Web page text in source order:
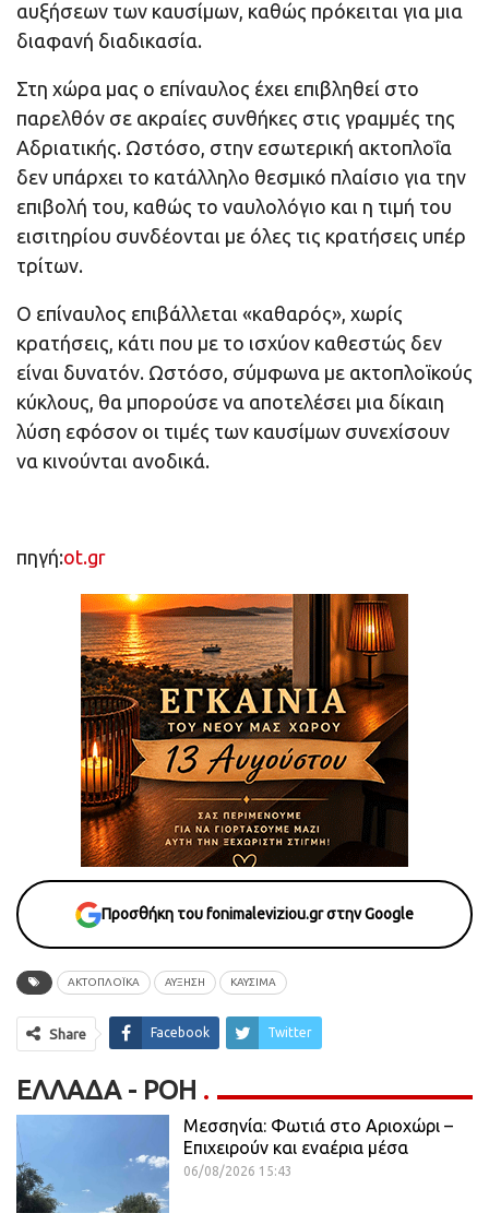
αυξήσεων των καυσίμων, καθώς πρόκειται για μια
διαφανή διαδικασία.
Στη χώρα μας ο επίναυλος έχει επιβληθεί στο
παρελθόν σε ακραίες συνθήκες στις γραμμές της
Αδριατικής. Ωστόσο, στην εσωτερική ακτοπλοΐα
δεν υπάρχει το κατάλληλο θεσμικό πλαίσιο για την
επιβολή του, καθώς το ναυλολόγιο και η τιμή του
εισιτηρίου συνδέονται με όλες τις κρατήσεις υπέρ
τρίτων.
Ο επίναυλος επιβάλλεται «καθαρός», χωρίς
κρατήσεις, κάτι που με το ισχύον καθεστώς δεν
είναι δυνατόν. Ωστόσο, σύμφωνα με ακτοπλοϊκούς
κύκλους, θα μπορούσε να αποτελέσει μια δίκαιη
λύση εφόσον οι τιμές των καυσίμων συνεχίσουν
να κινούνται ανοδικά.
πηγή:ot.gr
Προσθήκη του fonimaleviziou.gr στην Google
ΑΚΤΟΠΛΟΪΚΆ ΑΥΞΗΣΗ ΚΑΥΣΙΜΑ
Share Facebook Twitter
ΕΛΛΆΔΑ - ΡΟΗ
Μεσσηνία: Φωτιά στο Αριοχώρι –
Επιχειρούν και εναέρια μέσα
06/08/2026 15:43